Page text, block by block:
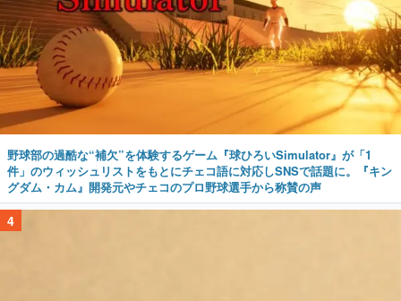
野球部の過酷な“補欠”を体験するゲーム『球ひろいSimulator』が「1
件」のウィッシュリストをもとにチェコ語に対応しSNSで話題に。『キン
グダム・カム』開発元やチェコのプロ野球選手から称賛の声
4